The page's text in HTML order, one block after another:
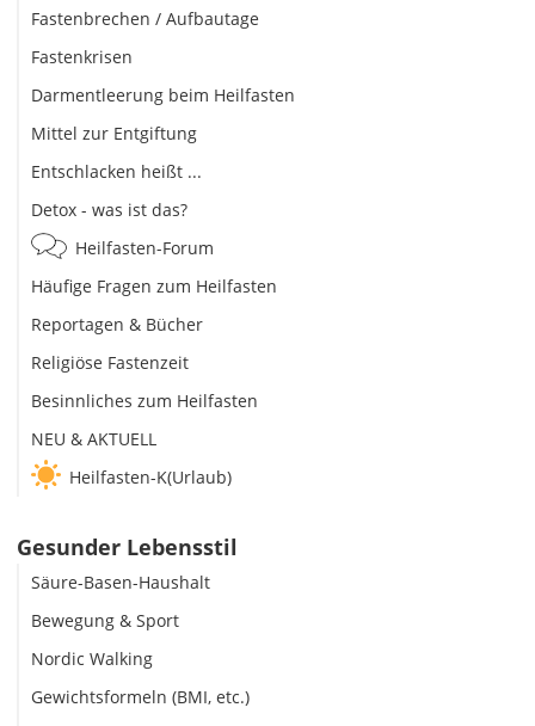
Fastenbrechen / Aufbautage
Fastenkrisen
Darmentleerung beim Heilfasten
Mittel zur Entgiftung
Entschlacken heißt ...
Detox - was ist das?
Heilfasten-Forum
Häufige Fragen zum Heilfasten
Reportagen & Bücher
Religiöse Fastenzeit
Besinnliches zum Heilfasten
NEU & AKTUELL
Heilfasten-K(Urlaub)
Gesunder Lebensstil
Säure-Basen-Haushalt
Bewegung & Sport
Nordic Walking
Gewichtsformeln (BMI, etc.)